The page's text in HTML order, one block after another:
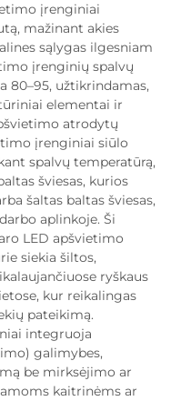
įrenginiai
mažinant akies
sąlygas ilgesniam
įrenginių spalvų
80–95, užtikrindamas,
elementai ir
atrodytų
įrenginiai siūlo
spalvų temperatūrą,
šviesas, kurios
šaltas baltas šviesas,
aplinkoje. Ši
LED apšvietimo
siekia šiltos,
ryškaus
kur reikalingas
pateikimą.
integruoja
galimybes,
be mirksėjimo ar
kaitrinėms ar